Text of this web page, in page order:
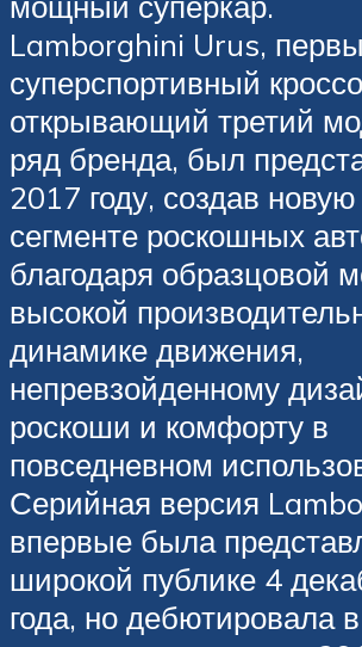
Lamborghini Urus,
суперспортивный
открывающий третий
ряд бренда, был
2017 году, создав
сегменте роскошных
благодаря образцовой
высокой
динамике движения,
непревзойденному
роскоши и комфорту в
повседневном
Серийная версия
впервые была
широкой публике 4
года, но дебютировала